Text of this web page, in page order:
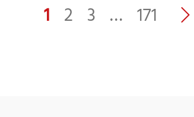
1 2 3 … 171